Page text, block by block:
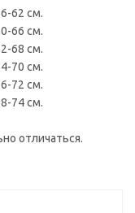
62 см.
66 см.
68 см.
70 см.
72 см.
74 см.
отличаться.